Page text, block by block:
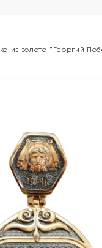
из золота "Георгий